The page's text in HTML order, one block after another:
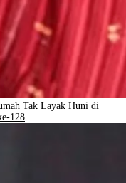
Tak Layak Huni di
128